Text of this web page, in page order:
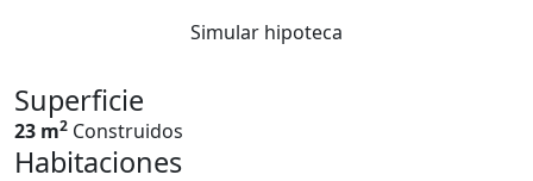
Simular hipoteca
Superficie
23 m2 Construidos
Habitaciones